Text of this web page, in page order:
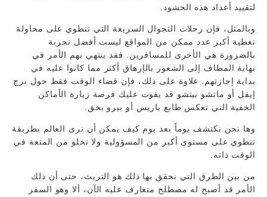
لتقييد أعداد هذه الحشود.
وبالمثل، فإن رحلات التجوال السريعة التي تنطوي على محاولة
تغطية أكبر عدد ممكن من المواقع ليست أفضل تجربة
بالضرورة هي الأخرى للمسافرين. فقد ينتهي بهم الأمر في
نهاية المطاف إلى الشعور بالإرهاق أكثر مما كانوا عليه في
بداية إجازتهم. علاوة على ذلك، فإن قضاء الوقت فقط حول برج
إيفل أو ماتشو بيتشو قد يفوت عليك فرصة زيارة الأماكن
الخفية التي تعكس طابع باريس أو بيرو بحق.
وها نحن نكتشف يوماً بعد يوم كيف يمكن أن نرى العالم بطريقة
تنطوي على مستوى أكبر من المسؤولية ولا تخلو من المتعة في
الوقت ذاته.
من بين الطرق التي نحقق بها ذلك هو التريث، حتى أن ذلك
الأمر قد أصبح له مصطلح متعارف عليه الآن، ألا وهو السفر